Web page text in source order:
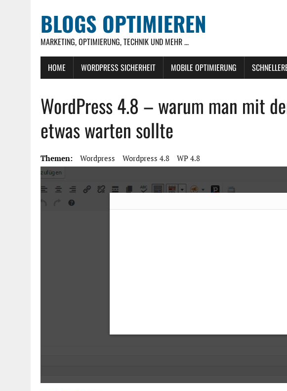
BLOGS OPTIMIEREN
MARKETING, OPTIMIERUNG, TECHNIK UND MEHR ...
HOME WORDPRESS SICHERHEIT MOBILE OPTIMIERUNG
WordPress 4.8 – warum man mit
etwas warten sollte
Themen: Wordpress Wordpress 4.8 WP 4.8